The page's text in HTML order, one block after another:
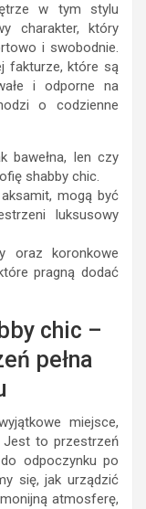
w tym stylu
charakter, który
i swobodnie.
fakturze, które są
i odporne na
o codzienne
bawełna, len czy
shabby chic.
mogą być
luksusowy
oraz koronkowe
pragną dodać
chic –
pełna
miejsce,
Jest to przestrzeń
odpoczynku po
się, jak urządzić
atmosferę,